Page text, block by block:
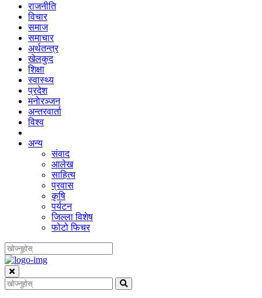
राजनीति
विचार
समाज
समाचार
अर्थतन्त्र
खेलकुद
शिक्षा
स्वास्थ्य
प्रदेश
मनाेरञ्जन
अन्तरवार्ता
विश्व
अन्य
संवाद
आलेख
साहित्य
प्रवास
कृषि
पर्यटन
जिल्ला विशेष
फोटो फिचर